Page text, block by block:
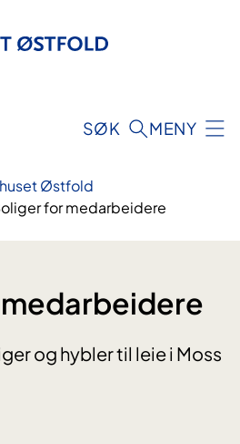
SØK MENY
Østfold
for medarbeidere
og hybler til leie i Moss